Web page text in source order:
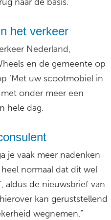
het verkeer
Nederland,
en de gemeente op
‘Met uw scootmobiel in
onder meer een
hele dag.
je vaak meer nadenken
normaal dat dit wel
aldus de nieuwsbrief van
kan geruststellend
wegnemen.”